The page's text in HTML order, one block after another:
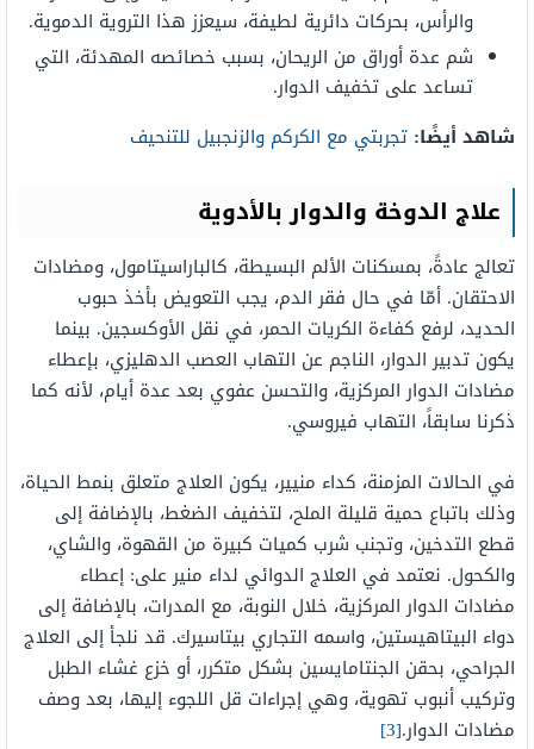
والرأس، بحركات دائرية لطيفة، سيعزز هذا التروية الدموية.
شم عدة أوراق من الريحان، بسبب خصائصه المهدئة، التي
تساعد على تخفيف الدوار.
شاهد أيضًا: تجربتي مع الكركم والزنجبيل للتنحيف
علاج الدوخة والدوار بالأدوية
تعالج عادةً، بمسكنات الألم البسيطة، كالباراسيتامول، ومضادات
الاحتقان. أمّا في حال فقر الدم، يجب التعويض بأخذ حبوب
الحديد، لرفع كفاءة الكريات الحمر، في نقل الأوكسجين. بينما
يكون تدبير الدوار، الناجم عن التهاب العصب الدهليزي، بإعطاء
مضادات الدوار المركزية، والتحسن عفوي بعد عدة أيام، لأنه كما
ذكرنا سابقاً، التهاب فيروسي.
في الحالات المزمنة، كداء منيير، يكون العلاج متعلق بنمط الحياة،
وذلك باتباع حمية قليلة الملح، لتخفيف الضغط، بالإضافة إلى
قطع التدخين، وتجنب شرب كميات كبيرة من القهوة، والشاي،
والكحول. نعتمد في العلاج الدوائي لداء منير على: إعطاء
مضادات الدوار المركزية، خلال النوبة، مع المدرات، بالإضافة إلى
دواء البيتاهيستين، واسمه التجاري بيتاسيرك. قد نلجأ إلى العلاج
الجراحي، بحقن الجنتامايسين بشكل متكرر، أو خزع غشاء الطبل
وتركيب أنبوب تهوية، وهي إجراءات قل اللجوء إليها، بعد وصف
مضادات الدوار.[3]